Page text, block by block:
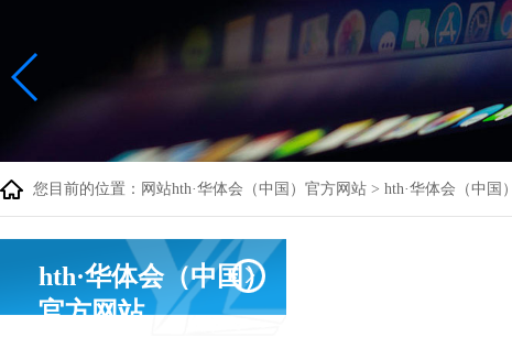
您目前的位置： 网站hth·华体会（中国）官方网站 > hth·华体会（中国
hth·华体会（中国）
官方网站